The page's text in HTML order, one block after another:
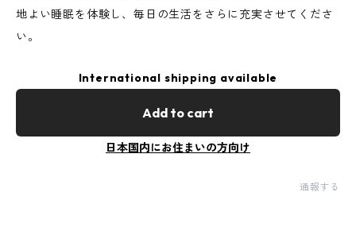
地よい睡眠を体験し、毎日の生活をさらに充実させてくださ
い。
International shipping available
Add to cart
日本国内にお住まいの方向け
通報する